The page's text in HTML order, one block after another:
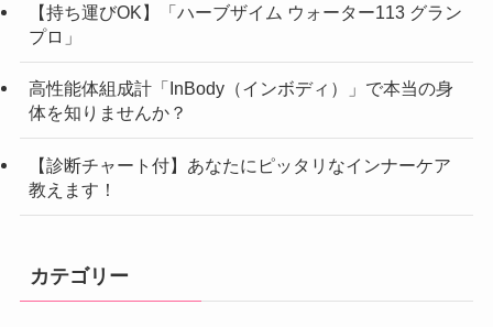
【持ち運びOK】「ハーブザイム ウォーター113 グラン
プロ」
高性能体組成計「InBody（インボディ）」で本当の身
体を知りませんか？
【診断チャート付】あなたにピッタリなインナーケア
教えます！
カテゴリー